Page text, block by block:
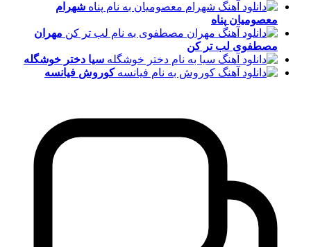
شهرام
معصومیان پناه
مهران
مصطفوی لب تر کن
سیا دختر خوشگله
کوروش فیانسه